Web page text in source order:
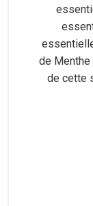
de
de cette